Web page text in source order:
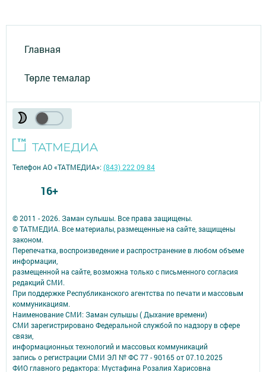
Главная
Төрле темалар
© 2011 - 2026. Заман сулышы. Все права защищены.
© ТАТМЕДИА. Все материалы, размещенные на сайте, защищены
законом.
Перепечатка, воспроизведение и распространение в любом объеме
информации,
размещенной на сайте, возможна только с письменного согласия
редакций СМИ.
При поддержке Республиканского агентства по печати и массовым
коммуникациям.
Наименование СМИ: Заман сулышы ( Дыхание времени)
СМИ зарегистрировано Федеральной службой по надзору в сфере
связи,
информационных технологий и массовых коммуникаций
запись о регистрации СМИ ЭЛ № ФС 77 - 90165 от 07.10.2025
ФИО главного редактора: Мустафина Розалия Харисовна
Телефон АО «ТАТМЕДИА»:(843) 222 09 84
16+